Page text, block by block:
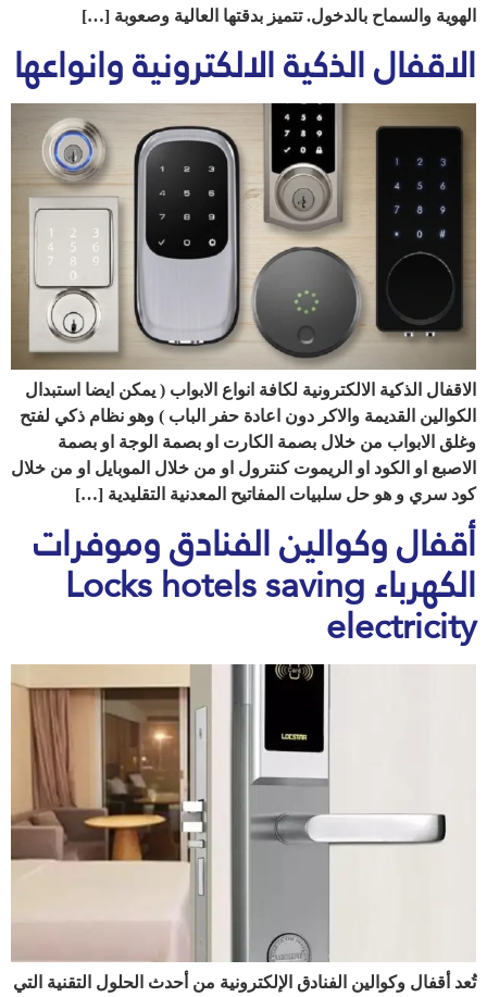
الهوية والسماح بالدخول. تتميز بدقتها العالية وصعوبة […]
الاقفال الذكية الالكترونية وانواعها
الاقفال الذكية الالكترونية لكافة انواع الابواب ( يمكن ايضا استبدال
الكوالين القديمة والاكر دون اعادة حفر الباب ) وهو نظام ذكي لفتح
وغلق الابواب من خلال بصمة الكارت او بصمة الوجة او بصمة
الاصبع او الكود او الريموت كنترول او من خلال الموبايل او من خلال
كود سري و هو حل سلبيات المفاتيح المعدنية التقليدية […]
أقفال وكوالين الفنادق وموفرات
الكهرباء Locks hotels saving
electricity
تُعد أقفال وكوالين الفنادق الإلكترونية من أحدث الحلول التقنية التي